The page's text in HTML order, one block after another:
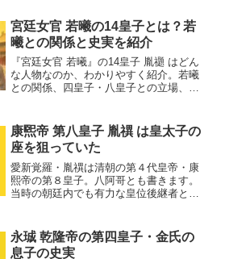
ことは珍しいです。胤礽は清王朝で唯一
廃位された皇太子でした...
宮廷女官 若曦の14皇子とは？若
曦との関係と史実を紹介
『宮廷女官 若曦』の14皇子 胤禵 はどん
な人物なのか、わかりやすく紹介。若曦
との関係、四皇子・八皇子との立場、史
康煕帝 第八皇子 胤禩 は皇太子の
座を狙っていた
愛新覚羅・胤禩は清朝の第４代皇帝・康
熙帝の第８皇子。八阿哥とも書きます。
当時の朝廷内でも有力な皇位後継者と考
した。しかし皇帝になることはできず。
雍正帝の時代には目の敵に...
永珹 乾隆帝の第四皇子・金氏の
息子の史実